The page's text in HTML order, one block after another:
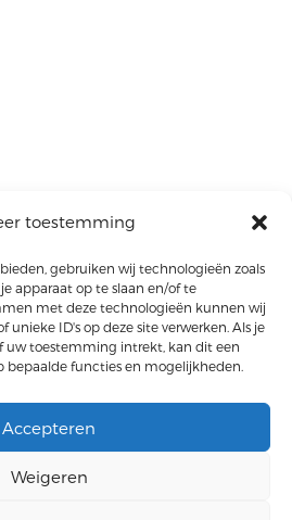
toestemming
gebruiken wij technologieën zoals
apparaat op te slaan en/of te
met deze technologieën kunnen wij
unieke ID's op deze site verwerken. Als je
uw toestemming intrekt, kan dit een
bepaalde functies en mogelijkheden.
Accepteren
Weigeren
Aalsmeer